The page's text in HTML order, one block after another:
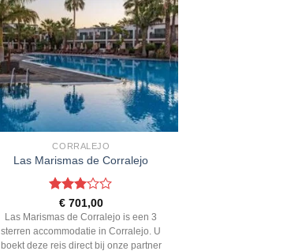
CORRALEJO
Las Marismas de Corralejo
Gewaardeerd
3uit 5
€701,00
Las Marismas de Corralejo is een 3
sterren accommodatie in Corralejo. U
boekt deze reis direct bij onze partner